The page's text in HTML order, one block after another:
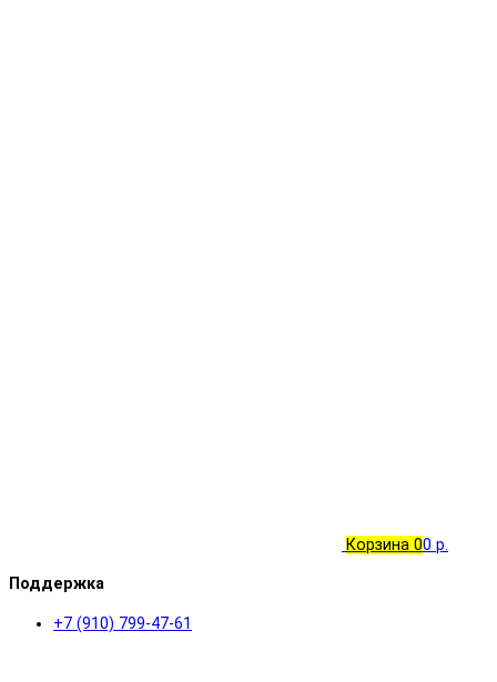
Корзина 00 р.
Поддержка
+7 (910) 799-47-61